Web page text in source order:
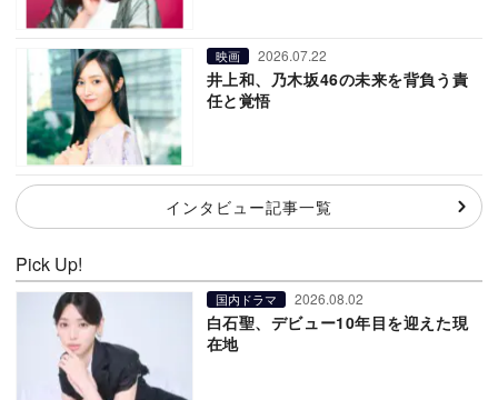
映画 2026.07.22
井上和、乃木坂46の未来を背負う責
任と覚悟
インタビュー記事一覧
Pick Up!
国内ドラマ 2026.08.02
白石聖、デビュー10年目を迎えた現
在地